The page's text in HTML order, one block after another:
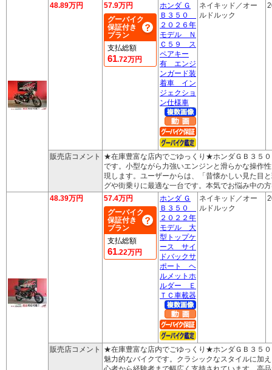
48.89万円
57.9万円
グーバイク
保証付き
プラン
支払総額
61.72万円
ホンダ Ｇ
Ｂ３５０
２０２６年
モデル Ｎ
Ｃ５９ ス
ペアキー
有 エンジ
ンガード装
着車 イン
ジェクショ
ン仕様車
ネイキッド／オー
ルドルック
販売店コメント
★在庫豊富な店内でごゆっくり★ホンダＧＢ３５
です。小型ながら力強いエンジンと滑らかな操作
現します。ユーザーからは、「昔懐かしい見た目
グや街乗りに最適な一台です。本気でお悩み中の
48.39万円
57.4万円
グーバイク
保証付き
プラン
支払総額
61.22万円
ホンダ Ｇ
Ｂ３５０
２０２２年
モデル 大
型トップケ
ース サイ
ドバックサ
ポート ヘ
ルメットホ
ルダー Ｅ
ＴＣ車載器
ネイキッド／オー
ルドルック
販売店コメント
★在庫豊富な店内でごゆっくり★ホンダＧＢ３５
魅力的なバイクです。クラシックなスタイルに加